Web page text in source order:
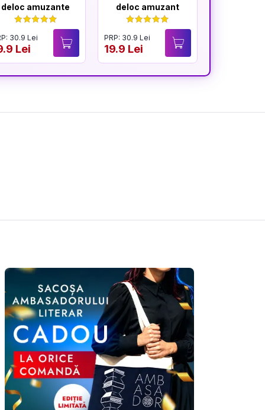
deloc amuzante
30.9 Lei
Lei
deloc amuzant
PRP: 30.9 Lei
19.9 Lei